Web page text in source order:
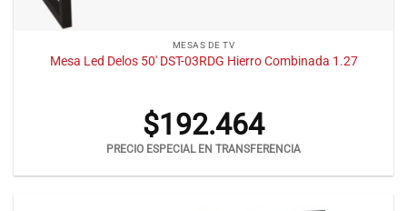
MESAS DE TV
Mesa Led Delos 50′ DST-03RDG Hierro Combinada 1.27
$192.464
PRECIO ESPECIAL EN TRANSFERENCIA